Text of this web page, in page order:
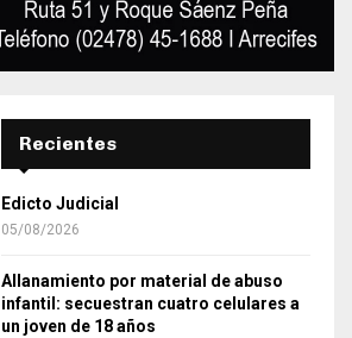
Recientes
Edicto Judicial
05/08/2026
Allanamiento por material de abuso
infantil: secuestran cuatro celulares a
un joven de 18 años